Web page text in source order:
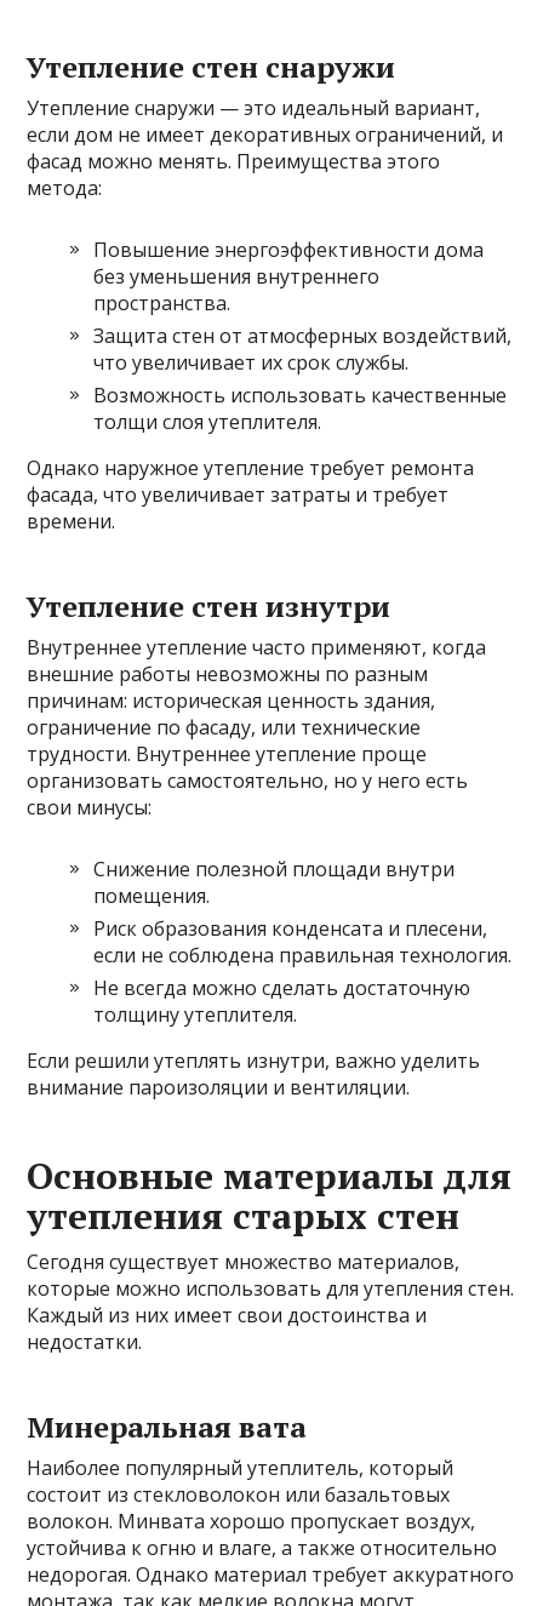
Утепление стен снаружи
Утепление снаружи — это идеальный вариант,
если дом не имеет декоративных ограничений, и
фасад можно менять. Преимущества этого
метода:
Повышение энергоэффективности дома
без уменьшения внутреннего
пространства.
Защита стен от атмосферных воздействий,
что увеличивает их срок службы.
Возможность использовать качественные
толщи слоя утеплителя.
Однако наружное утепление требует ремонта
фасада, что увеличивает затраты и требует
времени.
Утепление стен изнутри
Внутреннее утепление часто применяют, когда
внешние работы невозможны по разным
причинам: историческая ценность здания,
ограничение по фасаду, или технические
трудности. Внутреннее утепление проще
организовать самостоятельно, но у него есть
свои минусы:
Снижение полезной площади внутри
помещения.
Риск образования конденсата и плесени,
если не соблюдена правильная технология.
Не всегда можно сделать достаточную
толщину утеплителя.
Если решили утеплять изнутри, важно уделить
внимание пароизоляции и вентиляции.
Основные материалы для
утепления старых стен
Сегодня существует множество материалов,
которые можно использовать для утепления стен.
Каждый из них имеет свои достоинства и
недостатки.
Минеральная вата
Наиболее популярный утеплитель, который
состоит из стекловолокон или базальтовых
волокон. Минвата хорошо пропускает воздух,
устойчива к огню и влаге, а также относительно
недорогая. Однако материал требует аккуратного